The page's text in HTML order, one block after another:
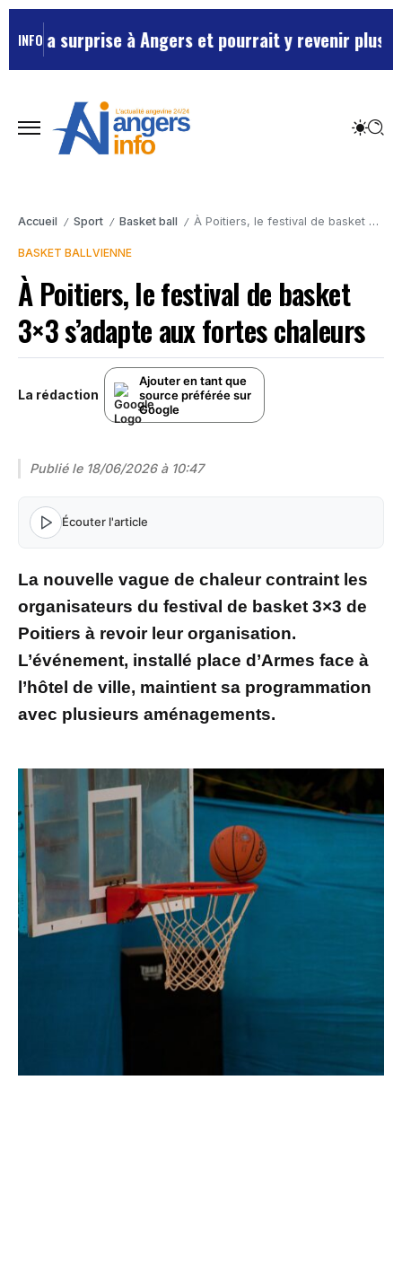
INFO
la surprise à Angers et pourrait y revenir plus
Accueil / Sport / Basket ball / À Poitiers, le festival de basket 3×3 s’adapte aux fortes chaleurs
BASKET BALLVIENNE
À Poitiers, le festival de basket
3×3 s’adapte aux fortes chaleurs
La rédaction
Ajouter en tant que
source préférée sur
Google
Publié le 18/06/2026 à 10:47
Écouter l'article
La nouvelle vague de chaleur contraint les
organisateurs du festival de basket 3×3 de
Poitiers à revoir leur organisation.
L’événement, installé place d’Armes face à
l’hôtel de ville, maintient sa programmation
avec plusieurs aménagements.